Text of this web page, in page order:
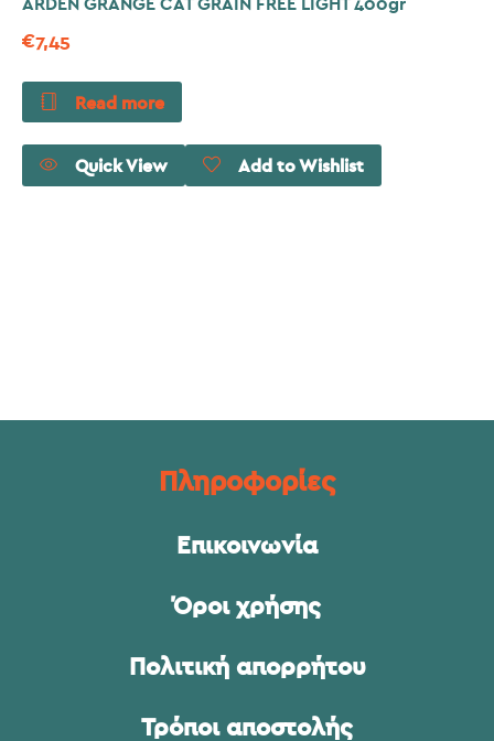
ARDEN GRANGE CAT GRAIN FREE LIGHT 400gr
€7,45
Read more
Quick View Add to Wishlist
Πληροφορίες
Επικοινωνία
Όροι χρήσης
Πολιτική απορρήτου
Τρόποι αποστολής